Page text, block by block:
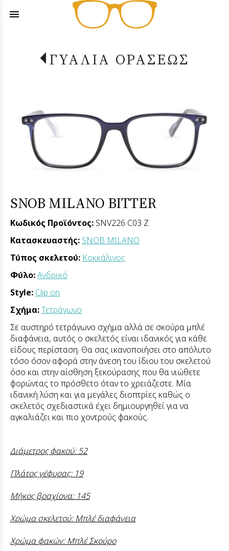
menu
ΓΥΑΛΙΑ ΟΡΑΣΕΩΣ
SNOB MILANO BITTER
Κωδικός Προϊόντος: SNV226 C03 Z
Κατασκευαστής: SNOB MILANO
Τύπος σκελετού: Κοκκάλινος
Φύλο:Ανδρικό
Style: Clip on
Σχήμα:Τετράγωνο
Σε αυστηρό τετράγωνο σχήμα αλλά σε σκούρα μπλέ
διαφάνεια, αυτός ο σκελετός είναι ιδανικός για κάθε
είδους περίσταση. Θα σας ικανοποιήσει στο απόλυτο
τόσο όσον αφορά στην άνεση του ίδιου του σκελετού
όσο και στην αίσθηση ξεκούρασης που θα νιώθετε
φορώντας το πρόσθετο όταν το χρειάζεστε. Μία
ιδανική λύση και για μεγάλες διοπτρίες καθώς ο
σκελετός σχεδιαστικά έχει δημιουργηθεί για να
αγκαλιάζει και πιο χοντρούς φακούς.
Διάμετρος φακού: 52
Πλάτος γέφυρας: 19
Μήκος βραχίονα: 145
Χρώμα σκελετού: Μπλέ διαφάνεια
Χρώμα φακών: Μπλέ Σκούρο